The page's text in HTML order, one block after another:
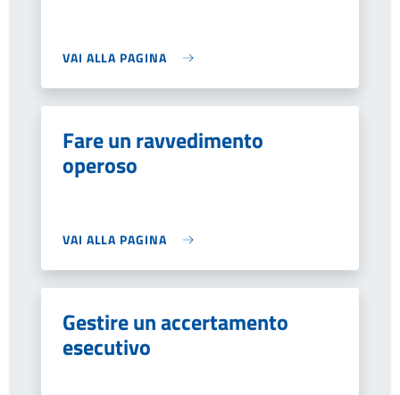
VAI ALLA PAGINA
Fare un ravvedimento
operoso
VAI ALLA PAGINA
Gestire un accertamento
esecutivo